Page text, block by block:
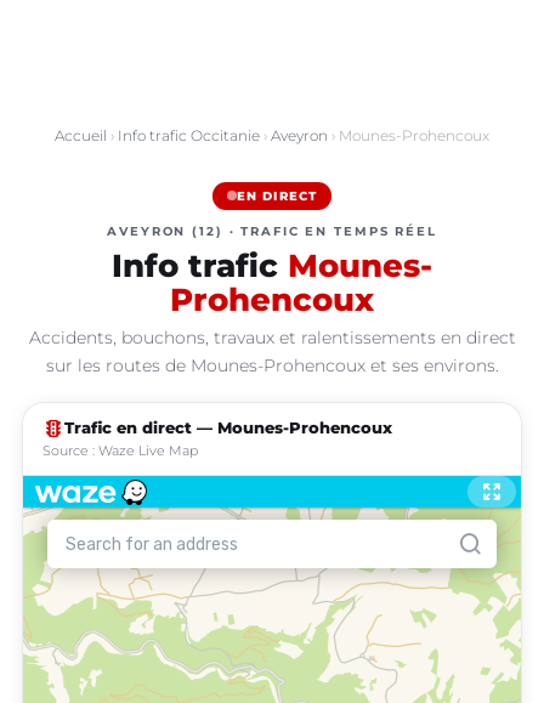
Accueil › Info trafic Occitanie › Aveyron › Mounes-Prohencoux
EN DIRECT
AVEYRON (12) · TRAFIC EN TEMPS RÉEL
Info trafic Mounes-
Prohencoux
Accidents, bouchons, travaux et ralentissements en direct
sur les routes de Mounes-Prohencoux et ses environs.
traffic Trafic en direct — Mounes-Prohencoux
Source : Waze Live Map